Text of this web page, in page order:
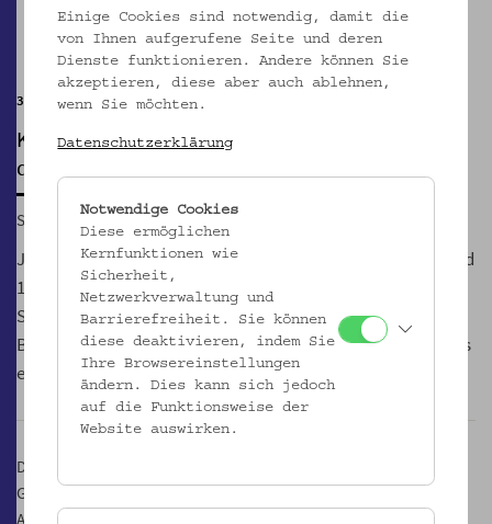
3.12., 10.12., 17.12.
KUNSTHISTORISCHE HAUSFÜHRUNGEN
durch das Gartenpalais Schönborn
Sa, 03.12.2016, 15:00
Johann Lukas von Hildebrandt errichtete zwischen 1706 und
1715 für den Reichsvizekanzler Friedrich Karl Graf von
Schönborn ein Gartenpalais. Es gilt als das erste große
Bauwerk Hildebrandts in Wien und neben dem Belvedere als
eines der wenigen, das äußerlich kaum verändert wurde.
Der architektonisch reich gestaltete Garten mit Arkadenwand,
Grottenpavillon und einem Komödienparterre hatte eine größere
Ausdehnung als der heutige Schönbornpark und war Schauplatz
Einige Cookies sind notwendig, damit die
von Ihnen aufgerufene Seite und deren
Dienste funktionieren. Andere können Sie
akzeptieren, diese aber auch ablehnen,
wenn Sie möchten.
Datenschutzerklärung
Notwendige Cookies
Diese ermöglichen
Kernfunktionen wie
Sicherheit,
Netzwerkverwaltung und
Barrierefreiheit. Sie können
diese deaktivieren, indem Sie
Ihre Browsereinstellungen
ändern. Dies kann sich jedoch
auf die Funktionsweise der
Website auswirken.